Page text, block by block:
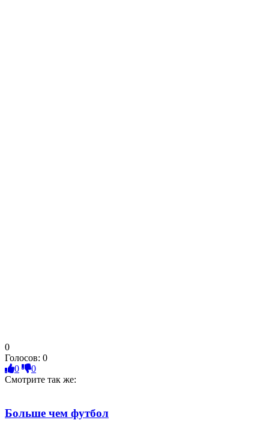
0
Голосов: 0
0
0
Смотрите так же:
Больше чем футбол